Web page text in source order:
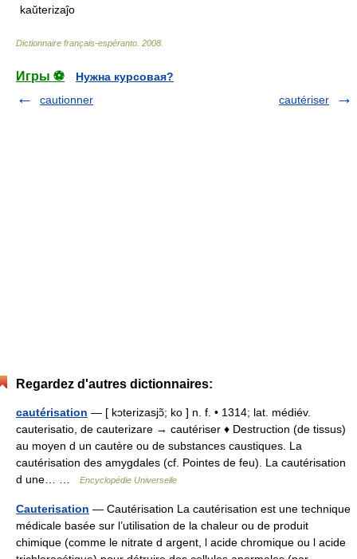
kaŭterizaĵo
Dictionnaire français-espéranto 2008
Игры ⚽
Нужна курсовая?
cautionner
cautériser
Regardez d'autres dictionnaires:
cautérisation — [ kɔterizasjɔ̃; ko ] n. f. • 1314; lat. médiév.
cauterisatio, de cauterizare → cautériser ♦ Destruction (de tissus)
au moyen d un cautère ou de substances caustiques. La
cautérisation des amygdales (cf. Pointes de feu). La cautérisation
d une… …
Encyclopédie Universelle
Cauterisation — Cautérisation La cautérisation est une technique
médicale basée sur l’utilisation de la chaleur ou de produit
chimique (comme le nitrate d argent, l acide chromique ou l acide